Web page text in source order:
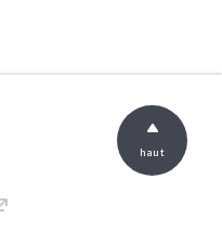
haut